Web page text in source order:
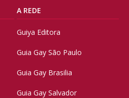
A REDE
Guiya Editora
Guia Gay São Paulo
Guia Gay Brasilia
Guia Gay Salvador